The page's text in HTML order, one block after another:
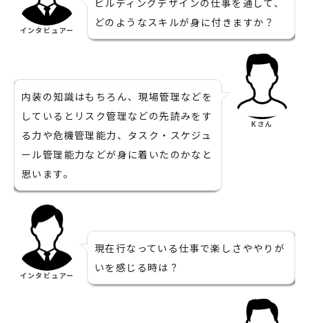
インタビュアー
ビルディングデザインの仕事を通して、
どのようなスキルが身に付きますか？
内装の知識はもちろん、現場管理などを
しているとリスク管理などの先読みをす
る力や危機管理能力、タスク・スケジュ
ール管理能力などが身に着いたのかなと
思います。
Kさん
インタビュアー
現在行なっている仕事で楽しさややりが
いを感じる時は？